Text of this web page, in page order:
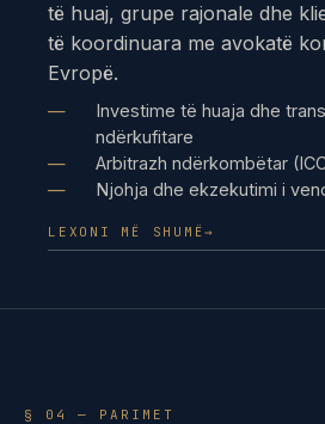
të huaj, grupe rajonale dhe
të koordinuara me avokatë
Evropë.
Investime të huaja dhe
ndërkufitare
Arbitrazh ndërkombëtar
Njohja dhe ekzekutimi i
LEXONI MË SHUMË→
§ 04 — PARIMET